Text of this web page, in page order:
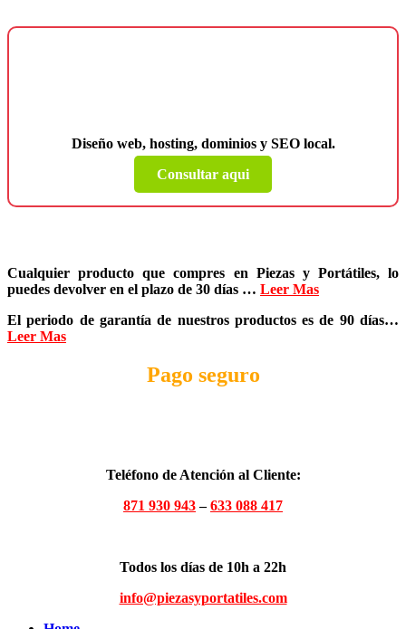
Diseño web, hosting, dominios y SEO local.
Consultar aqui
Cualquier producto que compres en Piezas y Portátiles, lo
puedes devolver en el plazo de 30 días … Leer Mas
El periodo de garantía de nuestros productos es de 90 días…
Leer Mas
Pago seguro
Teléfono de Atención al Cliente:
871 930 943–633 088 417
Todos los días de 10h a 22h
info@piezasyportatiles.com